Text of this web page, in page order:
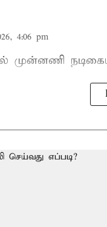
4:06 pm
முன்னணி